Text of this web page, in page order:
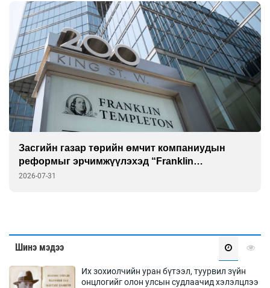
Засгийн газар төрийн өмчит компаниудын
реформыг эрчимжүүлэхэд “Franklin
Templeton”-той хамтарна
2026-07-31
Шинэ мэдээ
Их зохиолчийн уран бүтээл, туурвил зүйн
онцлогийг олон улсын судлаачид хэлэлцлээ